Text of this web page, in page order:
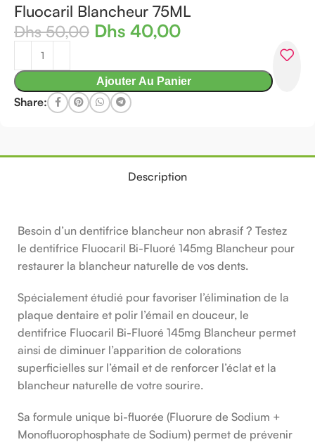
Fluocaril Blancheur 75ML
Dhs50,00 Dhs 40,00
Ajouter Au Panier
Share:
Description
Besoin d’un dentifrice blancheur non abrasif ? Testez
le dentifrice Fluocaril Bi-Fluoré 145mg Blancheur pour
restaurer la blancheur naturelle de vos dents.
Spécialement étudié pour favoriser l’élimination de la
plaque dentaire et polir l’émail en douceur, le
dentifrice Fluocaril Bi-Fluoré 145mg Blancheur permet
ainsi de diminuer l’apparition de colorations
superficielles sur l’émail et de renforcer l’éclat et la
blancheur naturelle de votre sourire.
Sa formule unique bi-fluorée (Fluorure de Sodium +
Monofluorophosphate de Sodium) permet de prévenir